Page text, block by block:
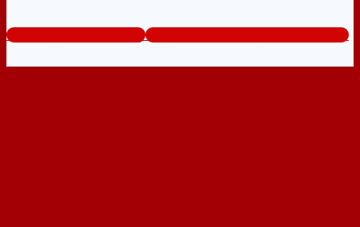
www.cuagocomposite.org Tổng đài tư vấn miễn phí: 0824.400.400